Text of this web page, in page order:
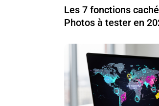
Les 7 fonctions
Photos à tester en